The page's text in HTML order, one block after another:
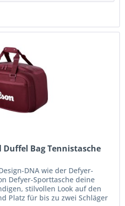
Duffel Bag Tennistasche
DNA wie der Defyer-
Defyer-Sporttasche deine
stilvollen Look auf den
Platz für bis zu zwei Schläger